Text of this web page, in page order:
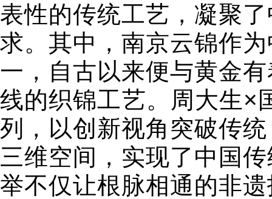
表性的传统工艺，凝聚
求。其中，南京云锦作
一，自古以来便与黄金
线的织锦工艺。周大生×
列，以创新视角突破传
三维空间，实现了中国
举不仅让根脉相通的非